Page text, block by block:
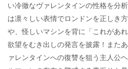
い冷徹なヴァレンタインの性格を分
は凛々しい表情でロンドンを正しき
や、怪しいマシンを背に「これがあ
欲望をむき出しの発言を披露！また
ァレンタインへの復讐を狙う主人公